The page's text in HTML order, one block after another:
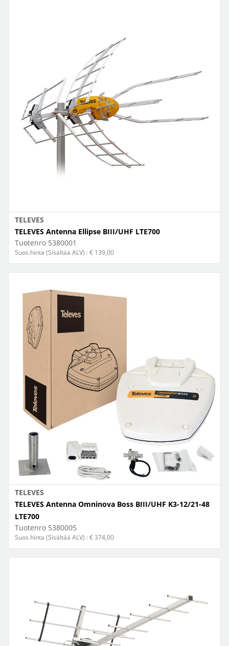
TELEVES
TELEVES Antenna Ellipse BIII/UHF LTE700
Tuotenro 5380001
Suos.hinta (Sisältää ALV) : € 139,00
TELEVES
TELEVES Antenna Omninova Boss BIII/UHF K3-12/21-48
LTE700
Tuotenro 5380005
Suos.hinta (Sisältää ALV) : € 374,00